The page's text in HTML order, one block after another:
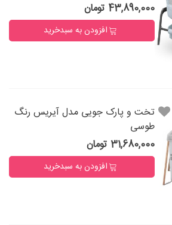
43,890,000 تومان
افزودن به سبدخرید
تخت و پارک جویی مدل آیریس رنگ
طوسی
31,680,000 تومان
افزودن به سبدخرید